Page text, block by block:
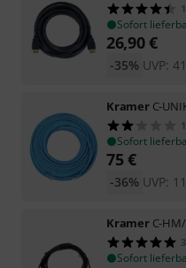
Sofort
26,90€
UVP:
-35%
Kramer C-
1
Sofort
75€
UVP:
-36%
Kramer C-
3
Sofort